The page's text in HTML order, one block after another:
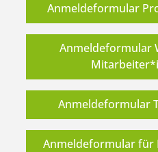
Anmeldeformular
Anmeldeformular
Anmeldeformular
Anmeldeformular